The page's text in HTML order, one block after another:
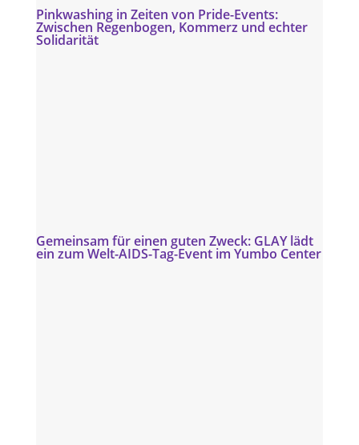
Pinkwashing in Zeiten von Pride-Events:
Zwischen Regenbogen, Kommerz und echter
Solidarität
Gemeinsam für einen guten Zweck: GLAY lädt
ein zum Welt-AIDS-Tag-Event im Yumbo Center